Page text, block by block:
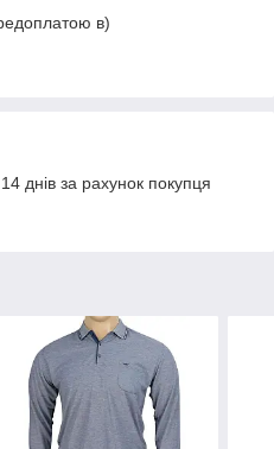
в)
днів за рахунок покупця